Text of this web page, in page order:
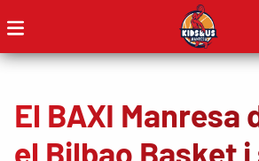
El BAXI Manresa
el Bilbao Basket